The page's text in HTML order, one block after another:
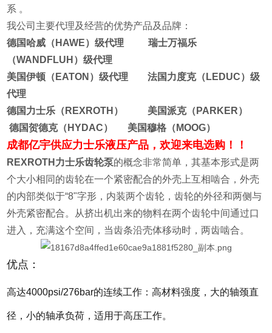
系 。
我公司主要代理及经营的优势产品及品牌：
德国哈威（HAWE）级代理 瑞士万福乐
（WANDFLUH）级代理
美国伊顿（EATON）级代理 法国力度克（LEDUC）级
代理
德国力士乐（REXROTH） 美国派克（PARKER）
德国贺德克（HYDAC） 美国穆格（MOOG）
成都亿宇供应力士乐液压产品，欢迎来电选购！！
REXROTH力士乐齿轮泵的概念非常简单，其基本形式是两
个大小相同的齿轮在一个紧密配合的外壳上互相啮合，外壳
的内部类似于“8"字形，内装两个齿轮，齿轮的外径和两侧与
外壳紧密配合。从挤出机出来的物料在两个齿轮中间通过口
进入，充满这个空间，当齿条沿壳体移动时，两齿啮合。
优点：
高达4000psi/276bar的连续工作：高材料强度，大的轴颈直
径，小的轴承负荷，适用于高压工作。